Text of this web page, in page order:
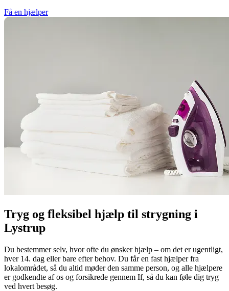
Få en hjælper
Tryg og fleksibel hjælp til strygning i
Lystrup
Du bestemmer selv, hvor ofte du ønsker hjælp – om det er ugentligt,
hver 14. dag eller bare efter behov. Du får en fast hjælper fra
lokalområdet, så du altid møder den samme person, og alle hjælpere
er godkendte af os og forsikrede gennem If, så du kan føle dig tryg
ved hvert besøg.